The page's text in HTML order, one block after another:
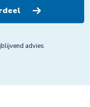
advies